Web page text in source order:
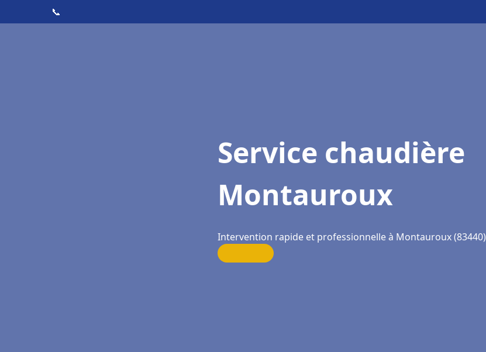
📞
Service chaudière
Montauroux
Intervention rapide et professionnelle à Montauroux (83440)